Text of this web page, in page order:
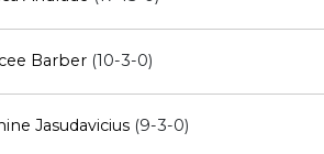
Barber (10-3-0)
Jasudavicius (9-3-0)